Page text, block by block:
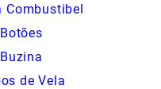
Combustibel
Botões
Buzina
de Vela